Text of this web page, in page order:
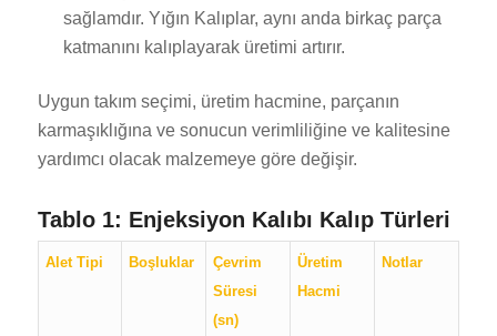
sağlamdır. Yığın Kalıplar, aynı anda birkaç parça
katmanını kalıplayarak üretimi artırır.
Uygun takım seçimi, üretim hacmine, parçanın
karmaşıklığına ve sonucun verimliliğine ve kalitesine
yardımcı olacak malzemeye göre değişir.
Tablo 1: Enjeksiyon Kalıbı Kalıp Türleri
Alet Tipi Boşluklar
Çevrim
Süresi
(sn)
Üretim
Hacmi
Notlar